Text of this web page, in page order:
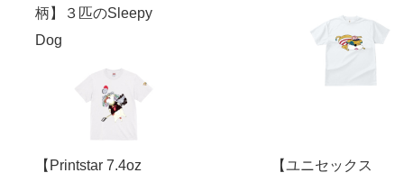
柄】３匹のSleepy
Dog
【Printstar 7.4oz
【ユニセックス